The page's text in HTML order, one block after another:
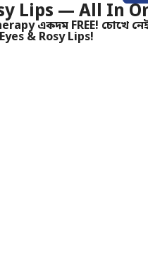
Lips — All In
একদম FREE! চোখে নেই
& Rosy Lips!